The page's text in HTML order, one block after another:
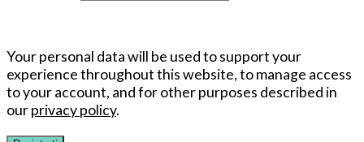
Your personal data will be used to support your
experience throughout this website, to manage access
to your account, and for other purposes described in
ourprivacy policy.